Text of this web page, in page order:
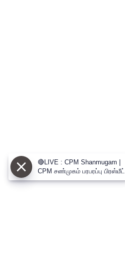
🔴LIVE : CPM Shanmugam |
CPM சண்முகம் பரபரப்பு பிரஸ்மீட்